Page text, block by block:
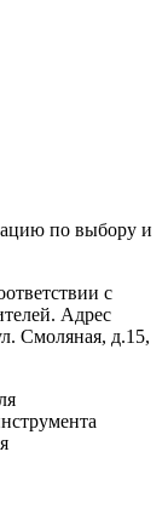
по выбору и
с
Адрес
Смоляная, д.15,